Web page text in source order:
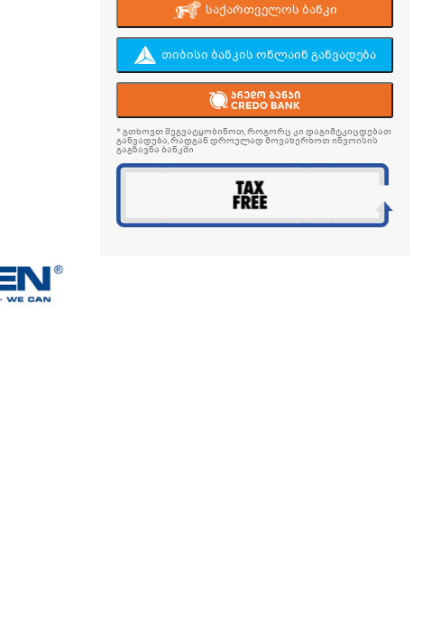
საქართველოს ბანკი
თიბისი ბანკის ონლაინ განვადება
* გთხოვთ შეგვატყობინოთ, როგორც კი დაგიმტკიცდებათ
განვადება, რადგან დროულად მოვახერხოთ ინვოისის
გაგზავნა ბანკში